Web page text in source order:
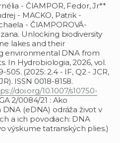
- ČIAMPOR, Fedor, Jr**
- MACKO, Patrik -
- ČIAMPOROVÁ-
Unlocking biodiversity
lakes and their
environmental DNA from
In Hydrobiologia, 2026, vol.
505. (2025: 2.4 - IF, Q2 - JCR,
ISSN 0018-8158.
doi.org/10.1007/s10750-
2/0084/21 : Ako
(eDNA) odráža život v
a ich povodiach: DNA
výskume tatranských plies.)